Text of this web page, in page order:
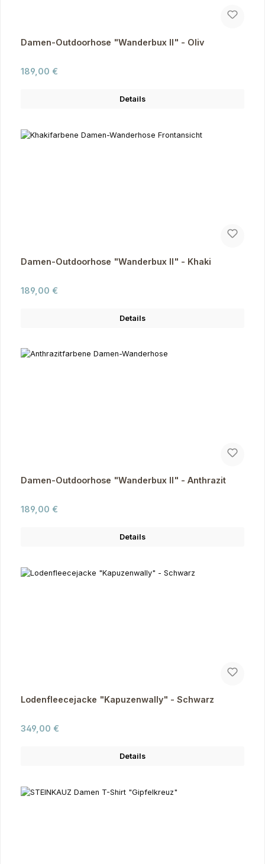
Damen-Outdoorhose "Wanderbux II" - Oliv
Regulärer Preis:
189,00 €
Details
Damen-Outdoorhose "Wanderbux II" - Khaki
Regulärer Preis:
189,00 €
Details
Damen-Outdoorhose "Wanderbux II" - Anthrazit
Regulärer Preis:
189,00 €
Details
Lodenfleecejacke "Kapuzenwally" - Schwarz
Regulärer Preis:
349,00 €
Details